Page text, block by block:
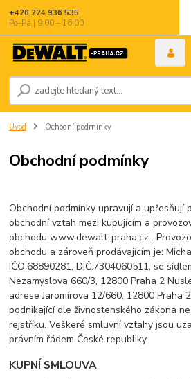
+420 224 936 535
Po–Pá | 9:00 – 16:00
Úvod Ochodní podmínky
Obchodní podmínky
Obchodní podmínky upravují a upřesňují
obchodní vztah mezi kupujícím a
obchodu www.dewalt-praha.cz .
obchodu a zároveň prodávajícím je:
IČO:68890281, DIČ:7304060511, se
Nezamyslova 660/3, 12800 Praha 2
adrese Jaromírova 12/660, 12800 Praha
podnikající dle živnostenského zákona
rejstříku. Veškeré smluvní vztahy jsou
právním řádem České republiky.
KUPNÍ SMLOUVA